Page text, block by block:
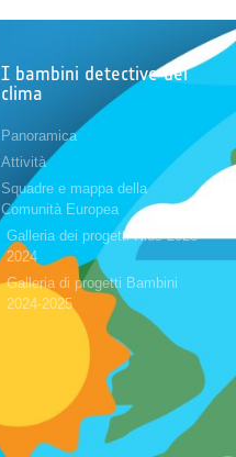
I bambini detective del
clima
Panoramica
Attività
Squadre e mappa della
Comunità Europea
Galleria dei progetti Kids 2023-
2024
Galleria di progetti Bambini
2024-2025